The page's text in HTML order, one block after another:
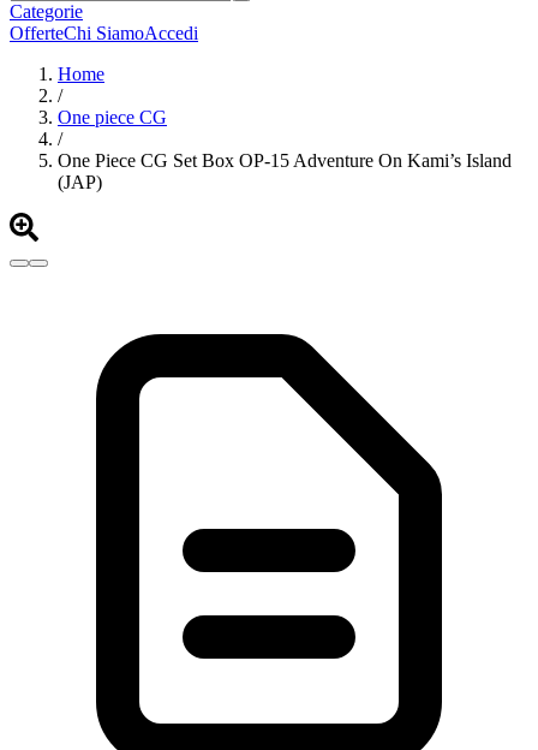
Categorie
OfferteChi SiamoAccedi
Home
/
One piece CG
/
One Piece CG Set Box OP-15 Adventure On Kami’s Island
(JAP)